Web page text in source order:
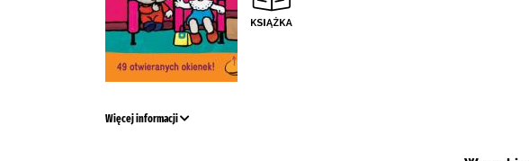
Więcej informacji